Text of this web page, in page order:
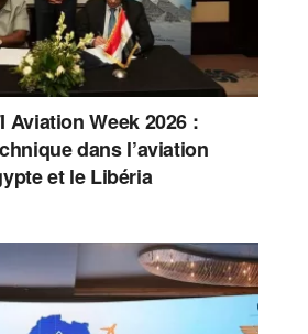
Aviation Week 2026 :
dans l’aviation
et le Libéria